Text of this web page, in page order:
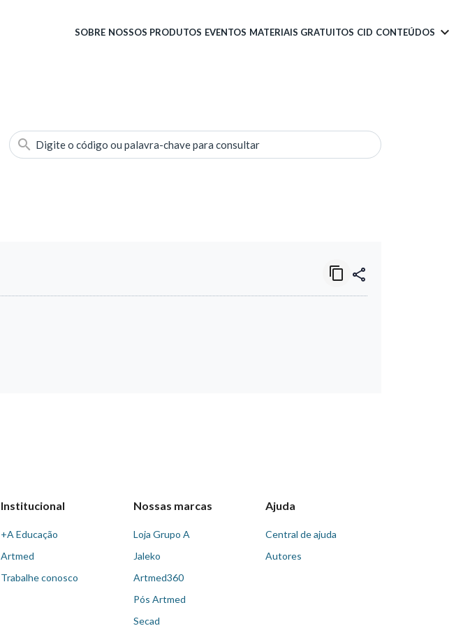
SOBRE NOSSOS PRODUTOS EVENTOS MATERIAIS GRATUITOS CID CONTEÚDOS
Digite o código ou palavra-chave para consultar
Institucional
+A Educação
Artmed
Trabalhe conosco
Nossas marcas
Loja Grupo A
Jaleko
Artmed360
Pós Artmed
Secad
Ajuda
Central de ajuda
Autores